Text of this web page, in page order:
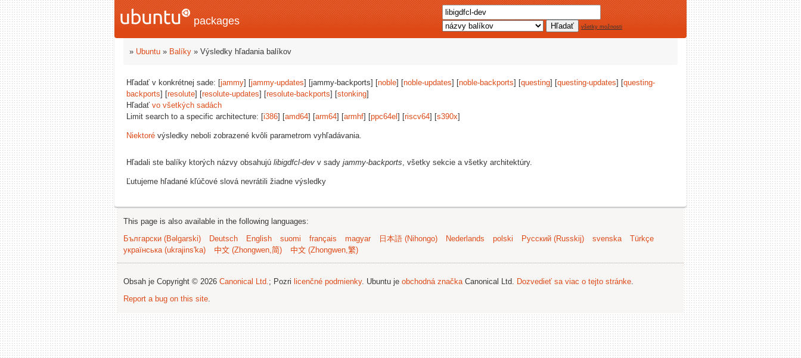
packages všetky možnosti
» Ubuntu » Balíky » Výsledky hľadania balíkov
Hľadať v konkrétnej sade: [jammy] [jammy-updates] [jammy-backports] [noble] [noble-updates] [noble-backports] [questing] [questing-updates] [questing-
backports] [resolute] [resolute-updates] [resolute-backports] [stonking]
Hľadať vo všetkých sadách
Limit search to a specific architecture: [i386] [amd64] [arm64] [armhf] [ppc64el ] [riscv64] [s390x]
Niektoré výsledky neboli zobrazené kvôli parametrom vyhľadávania.
Hľadali ste balíky ktorých názvy obsahujú libigdfcl-dev v sady jammy-backports, všetky sekcie a všetky architektúry.
Ľutujeme hľadané kľúčové slová nevrátili žiadne výsledky
This page is also available in the following languages:
Български (Bəlgarski)
Deutsch English suomi français magyar 日本語 (Nihongo) Nederlands polski Русский (Russkij) svenska
Türkçe
українська (ukrajins'ka)
中文 (Zhongwen,简) 中文 (Zhongwen,繁)
Obsah je Copyright © 2026 Canonical Ltd.; Pozri licenčné podmienky. Ubuntu je obchodná značkaCanonical Ltd. Dozvedieť sa viac o tejto stránke.
Report a bug on this site.